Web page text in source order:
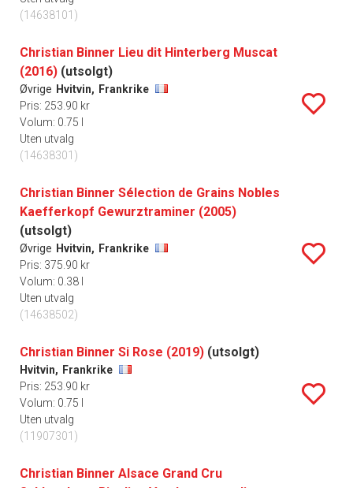
(14638101)
Christian Binner Lieu dit Hinterberg Muscat
(2016) (utsolgt)
Øvrige Hvitvin, Frankrike
Pris: 253.90 kr
Volum: 0.75 l
Uten utvalg
(14638301)
Christian Binner Sélection de Grains Nobles
Kaefferkopf Gewurztraminer (2005)
(utsolgt)
Øvrige Hvitvin, Frankrike
Pris: 375.90 kr
Volum: 0.38 l
Uten utvalg
(14638502)
Christian Binner Si Rose (2019) (utsolgt)
Hvitvin, Frankrike
Pris: 253.90 kr
Volum: 0.75 l
Uten utvalg
(11907301)
Christian Binner Alsace Grand Cru